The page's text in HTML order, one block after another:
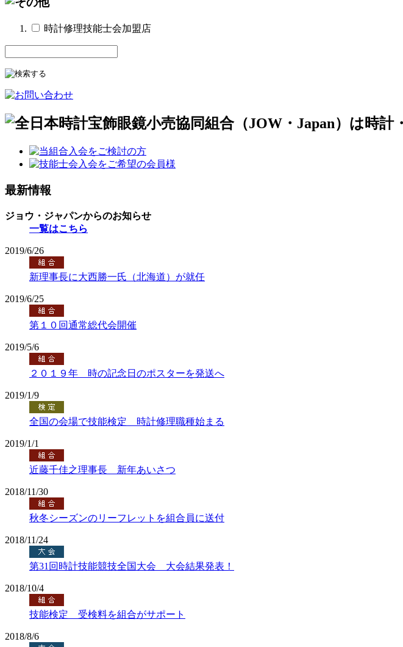
時計修理技能士会加盟店
最新情報
ジョウ・ジャパンからのお知らせ
一覧はこちら
2019/6/26
新理事長に大西勝一氏（北海道）が就任
2019/6/25
第１０回通常総代会開催
2019/5/6
２０１９年 時の記念日のポスターを発送へ
2019/1/9
全国の会場で技能検定 時計修理職種始まる
2019/1/1
近藤千佳之理事長 新年あいさつ
2018/11/30
秋冬シーズンのリーフレットを組合員に送付
2018/11/24
第31回時計技能競技全国大会 大会結果発表！
2018/10/4
技能検定 受検料を組合がサポート
2018/8/6